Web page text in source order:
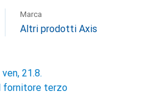
Marca
Altri prodotti Axis
ven, 21.8.
fornitore terzo